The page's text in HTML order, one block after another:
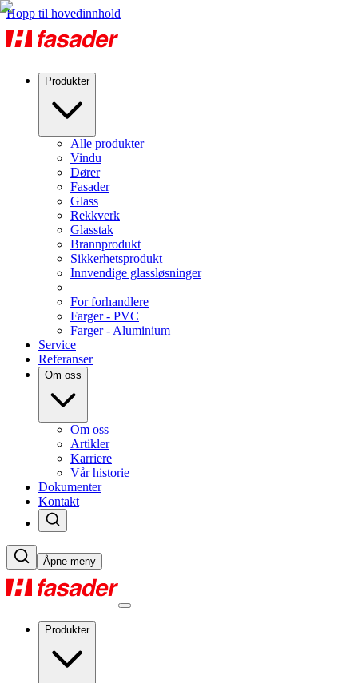
Hopp til hovedinnhold
Produkter
Alle produkter
Vindu
Dører
Fasader
Glass
Rekkverk
Glasstak
Brannprodukt
Sikkerhetsprodukt
Innvendige glassløsninger
For forhandlere
Farger - PVC
Farger - Aluminium
Service
Referanser
Om oss
Om oss
Artikler
Karriere
Vår historie
Dokumenter
Kontakt
Åpne meny
Produkter